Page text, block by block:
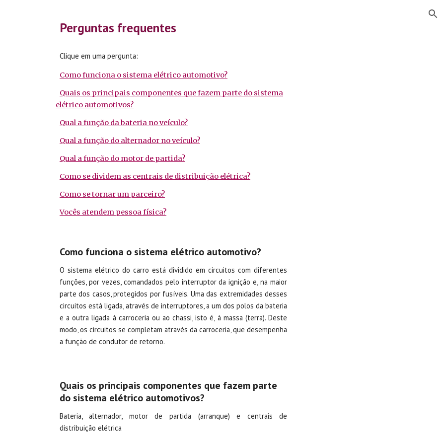
Perguntas frequentes
Clique em uma pergunta:
Como funciona o sistema elétrico automotivo?
Quais os principais componentes que fazem parte do sistema
elétrico automotivos?
Qual a função da bateria no veículo?
Qual a função do alternador no veículo?
Qual a função do motor de partida?
Como se dividem as centrais de distribuição elétrica?
Como se tornar um parceiro?
Vocês atendem pessoa física?
Como funciona o sistema elétrico automotivo?
O sistema elétrico do carro está dividido em circuitos com diferentes
funções, por vezes, comandados pelo interruptor da ignição e, na maior
parte dos casos, protegidos por fusíveis. Uma das extremidades desses
circuitos está ligada, através de interruptores, a um dos polos da bateria
e a outra ligada à carroceria ou ao chassi, isto é, à massa (terra). Deste
modo, os circuitos se completam através da carroceria, que desempenha
a função de condutor de retorno.
Quais os principais componentes que fazem parte
do sistema elétrico automotivos?
Bateria, alternador, motor de partida (arranque) e centrais de
distribuição elétrica